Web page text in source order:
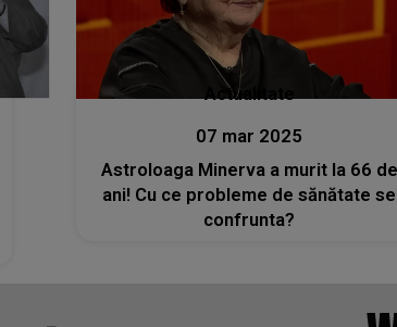
Actualitate
07 mar 2025
Astroloaga Minerva a murit la 66 de
ani! Cu ce probleme de sănătate se
confrunta?